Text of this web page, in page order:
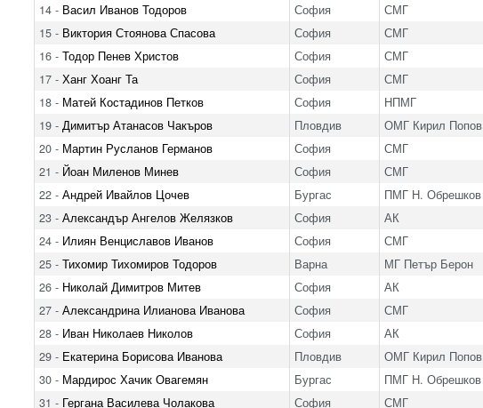
14 - Васил Иванов Тодоров София СМГ
15 - Виктория Стоянова Спасова София СМГ
16 - Тодор Пенев Христов София СМГ
17 - Ханг Хоанг Та София СМГ
18 - Матей Костадинов Петков София НПМГ
19 - Димитър Атанасов Чакъров Пловдив ОМГ Кирил Попов
20 - Мартин Русланов Германов София СМГ
21 - Йоан Миленов Минев София СМГ
22 - Андрей Ивайлов Цочев Бургас ПМГ Н. Обрешков
23 - Александър Ангелов Желязков София АК
24 - Илиян Венциславов Иванов София СМГ
25 - Тихомир Тихомиров Тодоров Варна МГ Петър Берон
26 - Николай Димитров Митев София АК
27 - Александрина Илианова Иванова София СМГ
28 - Иван Николаев Николов София АК
29 - Екатерина Борисова Иванова Пловдив ОМГ Кирил Попов
30 - Мардирос Хачик Овагемян Бургас ПМГ Н. Обрешков
31 - Гергана Василева Чолакова София СМГ